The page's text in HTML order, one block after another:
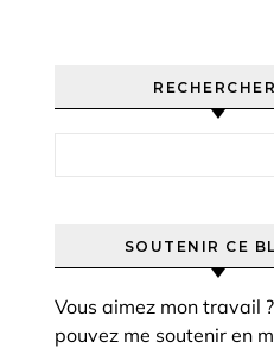
RECHERCHER
SOUTENIR CE
Vous aimez mon travail
pouvez me soutenir en